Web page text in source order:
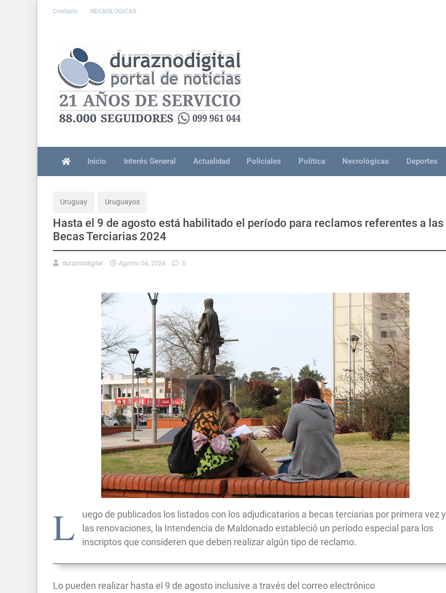
Contacto NECROLÓGICAS
Inicio Interés General Actualidad Policiales Política Necrológicas Deportes
Uruguay Uruguayos
Hasta el 9 de agosto está habilitado el período para reclamos referentes a las
Becas Terciarias 2024
duraznodigital Agosto 04, 2024 0
L
uego de publicados los listados con los adjudicatarios a becas terciarias por primera vez y
las renovaciones, la Intendencia de Maldonado estableció un período especial para los
inscriptos que consideren que deben realizar algún tipo de reclamo.
Lo pueden realizar hasta el 9 de agosto inclusive a través del correo electrónico